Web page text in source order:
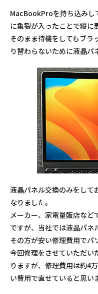
MacBookProを持ち込みし
に亀裂が入ったことで縦に
そのまま待機をしてもブラ
り替わらないために液晶パ
液晶パネル交換のみをして
なりました。
メーカー、家電量販店など
ですが、当社では液晶パネ
その方が安い修理費用でパ
今回修理をさせていただ
りますが、修理費用は約4
い費用で直せていると思い